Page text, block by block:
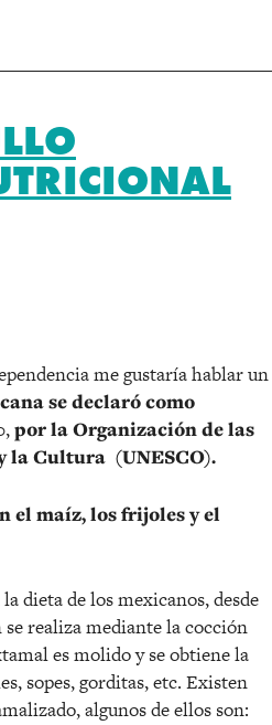
me gustaría hablar un
se declaró como
por la Organización de las
la Cultura (UNESCO).
el maíz, los frijoles y el
dieta de los mexicanos, desde
realiza mediante la cocción
es molido y se obtiene la
sopes, gorditas, etc. Existen
algunos de ellos son: